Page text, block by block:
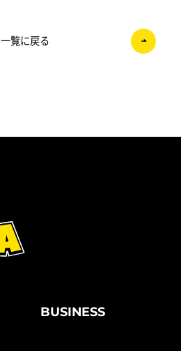
一覧に戻る
BUSINESS